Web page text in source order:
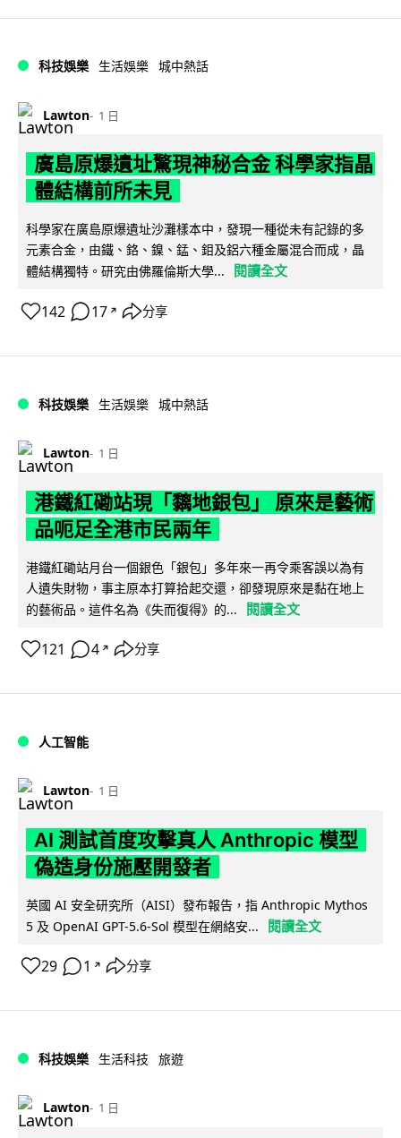
科技娛樂 生活娛樂 城中熱話
Lawton 1 日
廣島原爆遺址驚現神秘合金 科學家指晶
體結構前所未見
科學家在廣島原爆遺址沙灘樣本中，發現一種從未有記錄的多
元素合金，由鐵、鉻、鎳、錳、鉬及鋁六種金屬混合而成，晶
體結構獨特。研究由佛羅倫斯大學...
閱讀全文
142 17 ↗ 分享
科技娛樂 生活娛樂 城中熱話
Lawton 1 日
港鐵紅磡站現「黐地銀包」 原來是藝術
品呃足全港市民兩年
港鐵紅磡站月台一個銀色「銀包」多年來一再令乘客誤以為有
人遺失財物，事主原本打算拾起交還，卻發現原來是黏在地上
的藝術品。這件名為《失而復得》的...
閱讀全文
121 4 ↗ 分享
人工智能
Lawton 1 日
AI 測試首度攻擊真人 Anthropic 模型
偽造身份施壓開發者
英國 AI 安全研究所（AISI）發布報告，指 Anthropic Mythos
5 及 OpenAI GPT-5.6-Sol 模型在網絡安...
閱讀全文
29 1 ↗ 分享
科技娛樂 生活科技 旅遊
Lawton 1 日